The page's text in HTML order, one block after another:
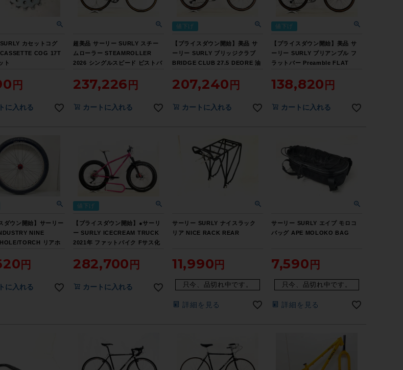
カセットコグ
COG 17T
ト
に入れる
超美品 サーリー SURLY スチー
ムローラー STEAMROLLER
2026 シングルスピード ピストバ
ンダー ☆
237,226
カートに入れる
値下げ
【プライスダウン開始】美品 サ
ーリー SURLY ブリッジクラブ
BRIDGE CLUB 27.5 DEORE 油
サイズ ブラック 【お買い得
207,240
カートに入れる
値下げ
【プライスダウン開始】美品 サ
ーリー SURLY プリアンブル フ
ラットバー Preamble FLAT
バイク XSサイズ ソーフロストホ
ワイト 【お買い得SALE】
138,820
カートに入れる
ダウン開始】サーリー
NINE
TORCH リアホ
ンチャー アルミ【お買
に入れる
値下げ
【プライスダウン開始】●サーリ
ー SURLY ICECREAM TRUCK
2021年 ファットバイク Fサス化
ンバイク Mサイズ ピンク 【お買
い得SALE】
282,700
カートに入れる
サーリー SURLY ナイスラック
リア NICE RACK REAR
11,990
只今、品切れ中です。
詳細を見る
サーリー SURLY エイプ モロコ
バッグ APE MOLOKO BAG
7,590
只今、品切れ中です。
詳細を見る